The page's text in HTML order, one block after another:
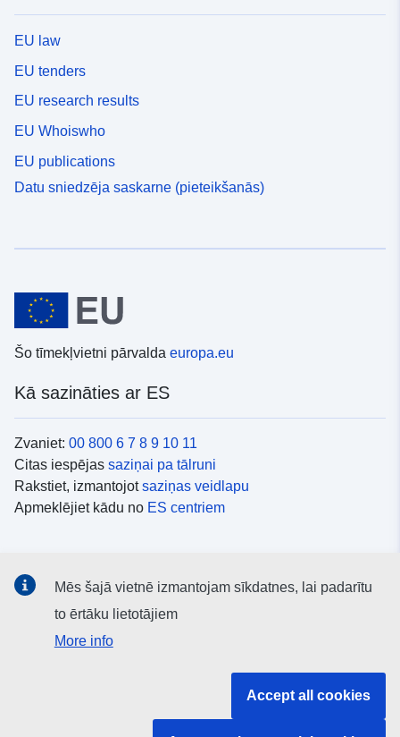
EU law
EU tenders
EU research results
EU Whoiswho
EU publications
Datu sniedzēja saskarne (pieteikšanās)
Šo tīmekļvietni pārvalda europa.eu
Kā sazināties ar ES
Zvaniet: 00 800 6 7 8 9 10 11
Citas iespējas saziņai pa tālruni
Rakstiet, izmantojotsaziņas veidlapu
Apmeklējiet kādu no ES centriem
ES kontisociālajos medijos
Mēs šajā vietnē izmantojam sīkdatnes, lai padarītu
to ērtāku lietotājiem
More info
Accept all cookies